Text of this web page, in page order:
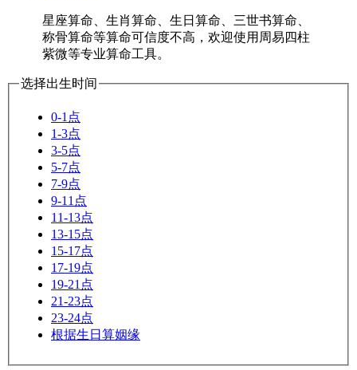
星座算命、生肖算命、生日算命、三世书算命、
称骨算命等算命可信度不高，欢迎使用周易四柱
紫微等专业算命工具。
选择出生时间
0-1点
1-3点
3-5点
5-7点
7-9点
9-11点
11-13点
13-15点
15-17点
17-19点
19-21点
21-23点
23-24点
根据生日算姻缘